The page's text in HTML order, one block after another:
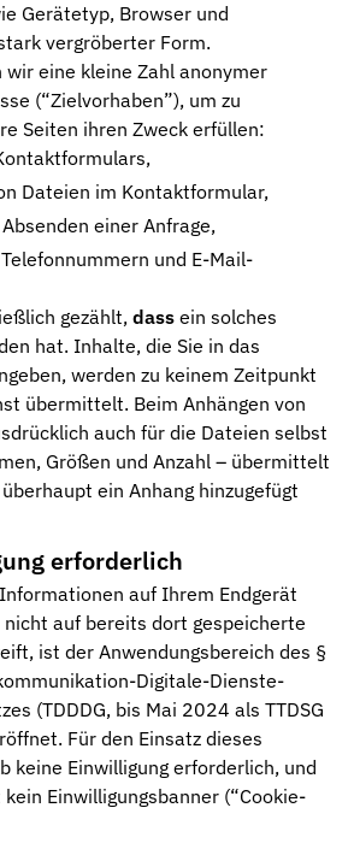
Gerätetyp, Browser und
vergröberter Form.
eine kleine Zahl anonymer
(“Zielvorhaben”), um zu
Seiten ihren Zweck erfüllen:
Dateien im Kontaktformular,
einer Anfrage,
und E-Mail-
gezählt, dass ein solches
hat. Inhalte, die Sie in das
werden zu keinem Zeitpunkt
übermittelt. Beim Anhängen von
auch für die Dateien selbst
Größen und Anzahl – übermittelt
ein Anhang hinzugefügt
erforderlich
auf Ihrem Endgerät
auf bereits dort gespeicherte
ist der Anwendungsbereich des §
Digitale-Dienste-
(TDDDG, bis Mai 2024 als TTDSG
Für den Einsatz dieses
keine Einwilligung erforderlich, und
Einwilligungsbanner (“Cookie-